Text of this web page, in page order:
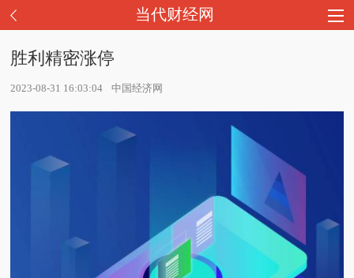
当代财经网
胜利精密涨停
2023-08-31 16:03:04 中国经济网